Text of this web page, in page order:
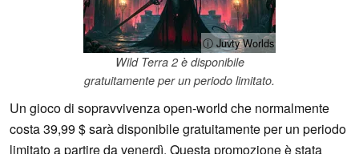
ⓘ Juvty Worlds
Wild Terra 2 è disponibile
gratuitamente per un periodo limitato.
Un gioco di sopravvivenza open-world che normalmente
costa 39,99 $ sarà disponibile gratuitamente per un periodo
limitato a partire da venerdì. Questa promozione è stata